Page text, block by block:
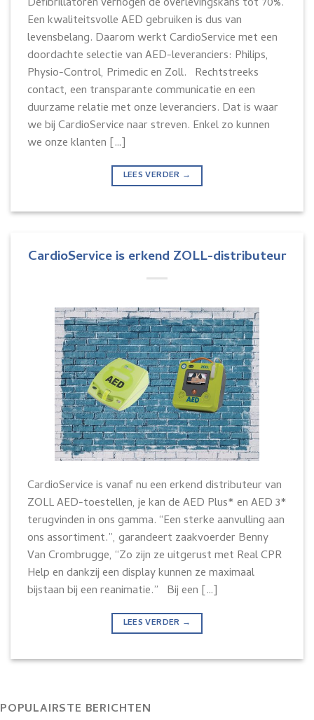
Een kwaliteitsvolle AED gebruiken is dus van
levensbelang. Daarom werkt CardioService met een
doordachte selectie van AED-leveranciers: Philips,
Physio-Control, Primedic en Zoll. Rechtstreeks
contact, een transparante communicatie en een
duurzame relatie met onze leveranciers. Dat is waar
we bij CardioService naar streven. Enkel zo kunnen
we onze klanten […]
LEES VERDER →
CardioService is erkend ZOLL-distributeur
CardioService is vanaf nu een erkend distributeur van
ZOLL AED-toestellen, je kan de AED Plus* en AED 3*
terugvinden in ons gamma. “Een sterke aanvulling aan
ons assortiment.”, garandeert zaakvoerder Benny
Van Crombrugge, “Zo zijn ze uitgerust met Real CPR
Help en dankzij een display kunnen ze maximaal
bijstaan bij een reanimatie.” Bij een […]
LEES VERDER →
POPULAIRSTE BERICHTEN